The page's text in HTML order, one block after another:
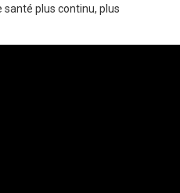
santé plus continu, plus